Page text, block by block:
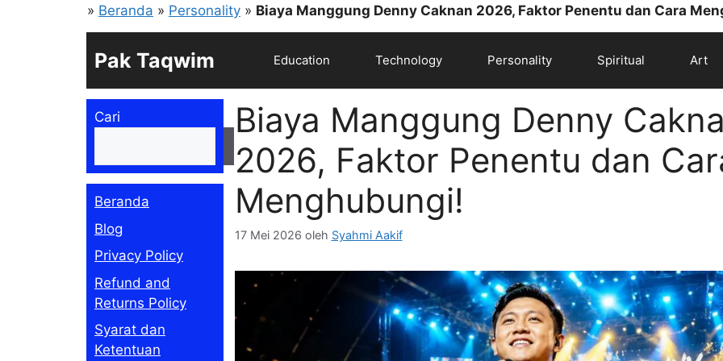
» Beranda » Personality » Biaya Manggung Denny Caknan 2026, Faktor Penentu dan Cara
Pak Taqwim Education Technology Personality Spiritual Art
Biaya Manggung Denny
2026, Faktor Penentu dan
Menghubungi!
17 Mei 2026 oleh Syahmi Aakif
Cari
Cari
Beranda
Blog
Privacy Policy
Refund and
Returns Policy
Syarat dan
Ketentuan